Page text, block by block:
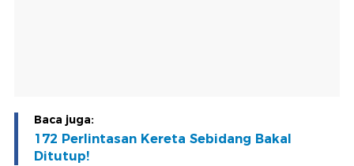
Baca juga:
172 Perlintasan Kereta Sebidang Bakal
Ditutup!